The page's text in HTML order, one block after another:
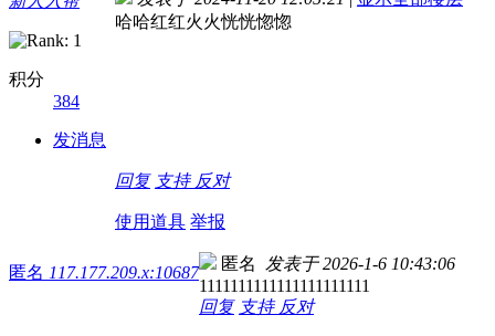
积分
384
发消息
哈哈红红火火恍恍惚惚
回复 支持 反对
使用道具 举报
匿名 117.177.209.x:10687 匿名 发表于 2026-1-6 10:43:06
1111111111111111111111
回复 支持 反对